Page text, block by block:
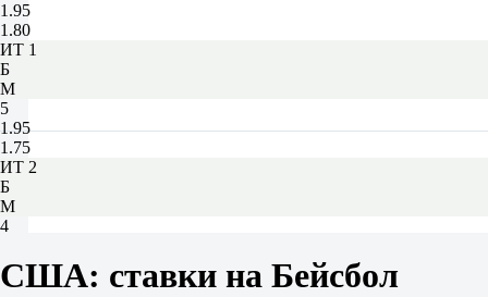
1.95
1.80
ИТ 1
Б
М
5
1.95
1.75
ИТ 2
Б
М
4
1.85
Кливленд Гардианс
США: ставки на Бейсбол